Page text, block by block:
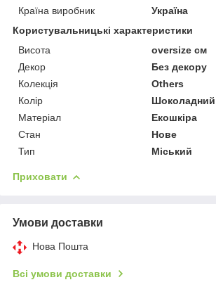
Країна виробник
Україна
Користувальницькі характеристики
Висота
oversize см
Декор
Без декору
Колекція
Others
Колір
Шоколадний
Матеріал
Екошкіра
Стан
Нове
Тип
Міський
Приховати
Умови доставки
Нова Пошта
Всі умови доставки